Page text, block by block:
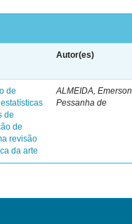
Autor(es)
de
de
de
revisão
da arte
ALMEIDA, Emerson
Pessanha de